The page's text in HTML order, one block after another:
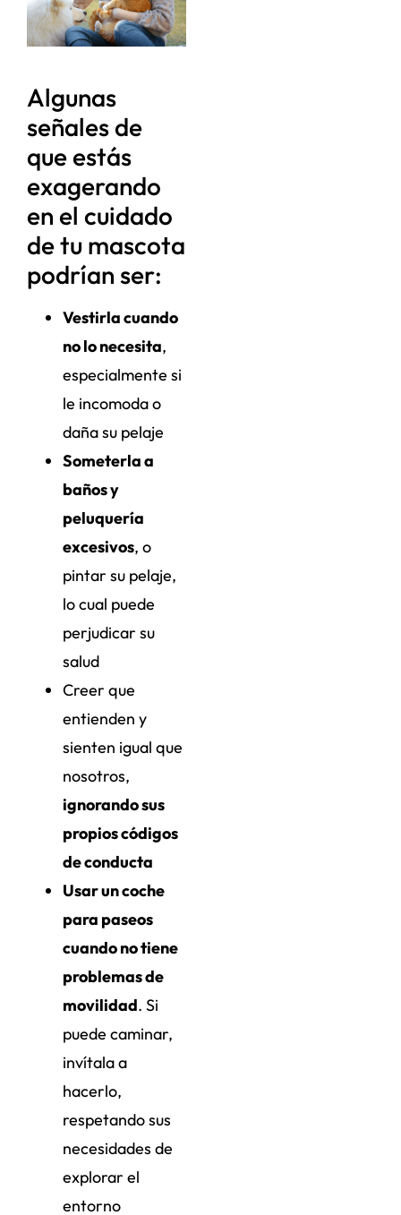
Algunas
señales de
que estás
exagerando
en el cuidado
de tu mascota
podrían ser:
Vestirla cuando
no lo necesita,
especialmente si
le incomoda o
daña su pelaje
Someterla a
baños y
peluquería
excesivos, o
pintar su pelaje,
lo cual puede
perjudicar su
salud
Creer que
entienden y
sienten igual que
nosotros,
ignorando sus
propios códigos
de conducta
Usar un coche
para paseos
cuando no tiene
problemas de
movilidad. Si
puede caminar,
invítala a
hacerlo,
respetando sus
necesidades de
explorar el
entorno